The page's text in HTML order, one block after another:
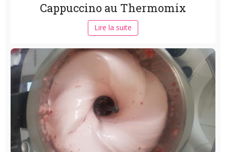
Cappuccino au Thermomix
Lire la suite